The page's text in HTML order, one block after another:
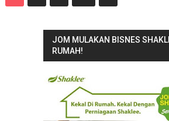
JOM MULAKAN BISNES
RUMAH!